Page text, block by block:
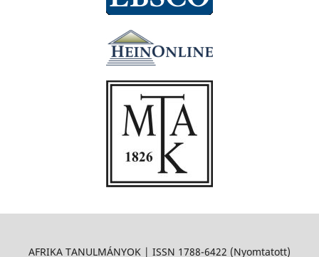
AFRIKA TANULMÁNYOK | ISSN 1788-6422 (Nyomtatott)